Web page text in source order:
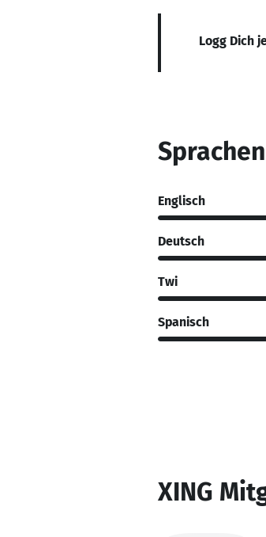
Logg Dich
Sprachen
Englisch
Deutsch
Twi
Spanisch
XING